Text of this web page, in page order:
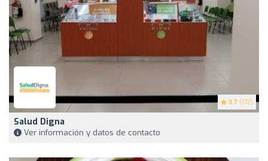
3.7 (172)
Salud Digna
Ver información y datos de contacto